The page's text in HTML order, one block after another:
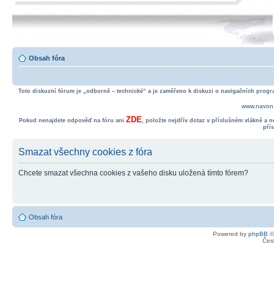
Obsah fóra
Toto diskuzní fórum je „odborně – technické“ a je zaměřeno k diskuzi o navigačních
Pokud nenajdete odpověď na fóru ani ZDE, položte nejdřív dotaz v příslušném vlákně a
Smazat všechny cookies z fóra
Chcete smazat všechna cookies z vašeho disku uložená tímto fórem?
Obsah fóra
Powered by phpBB